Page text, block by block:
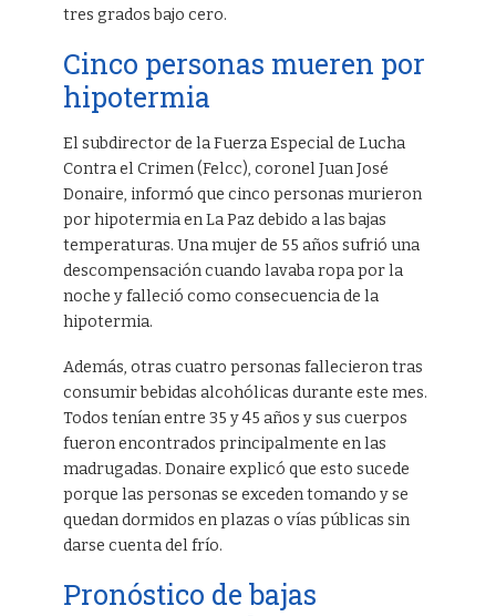
tres grados bajo cero.
Cinco personas mueren por
hipotermia
El subdirector de la Fuerza Especial de Lucha
Contra el Crimen (Felcc), coronel Juan José
Donaire, informó que cinco personas murieron
por hipotermia en La Paz debido a las bajas
temperaturas. Una mujer de 55 años sufrió una
descompensación cuando lavaba ropa por la
noche y falleció como consecuencia de la
hipotermia.
Además, otras cuatro personas fallecieron tras
consumir bebidas alcohólicas durante este mes.
Todos tenían entre 35 y 45 años y sus cuerpos
fueron encontrados principalmente en las
madrugadas. Donaire explicó que esto sucede
porque las personas se exceden tomando y se
quedan dormidos en plazas o vías públicas sin
darse cuenta del frío.
Pronóstico de bajas